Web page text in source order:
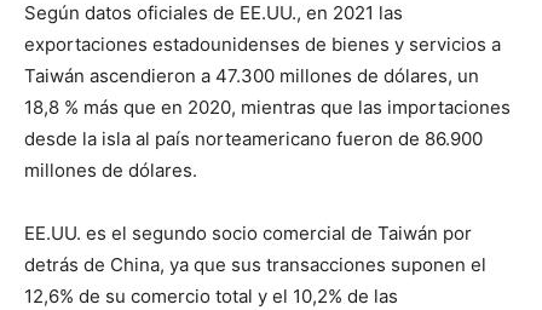
Según datos oficiales de EE.UU., en 2021 las
exportaciones estadounidenses de bienes y servicios a
Taiwán ascendieron a 47.300 millones de dólares, un
18,8 % más que en 2020, mientras que las importaciones
desde la isla al país norteamericano fueron de 86.900
millones de dólares.
EE.UU. es el segundo socio comercial de Taiwán por
detrás de China, ya que sus transacciones suponen el
12,6% de su comercio total y el 10,2% de las